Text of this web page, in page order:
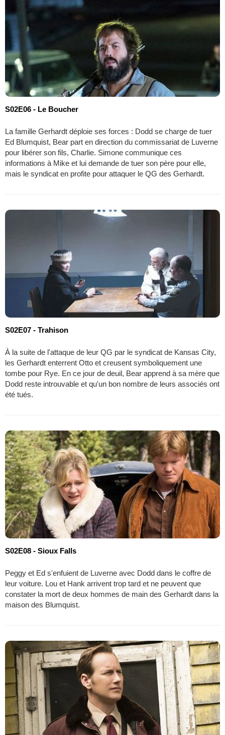
S02E06 - Le Boucher
La famille Gerhardt déploie ses forces : Dodd se charge de tuer
Ed Blumquist, Bear part en direction du commissariat de Luverne
pour libérer son fils, Charlie. Simone communique ces
informations à Mike et lui demande de tuer son père pour elle,
mais le syndicat en profite pour attaquer le QG des Gerhardt.
S02E07 - Trahison
À la suite de l'attaque de leur QG par le syndicat de Kansas City,
les Gerhardt enterrent Otto et creusent symboliquement une
tombe pour Rye. En ce jour de deuil, Bear apprend à sa mère que
Dodd reste introuvable et qu'un bon nombre de leurs associés ont
été tués.
S02E08 - Sioux Falls
Peggy et Ed s'enfuient de Luverne avec Dodd dans le coffre de
leur voiture. Lou et Hank arrivent trop tard et ne peuvent que
constater la mort de deux hommes de main des Gerhardt dans la
maison des Blumquist.